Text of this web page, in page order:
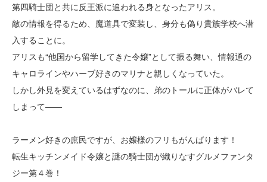
第四騎士団と共に反王派に追われる身となったアリス。
敵の情報を得るため、魔道具で変装し、身分も偽り貴族学校へ潜
入することに。
アリスも“他国から留学してきた令嬢”として振る舞い、情報通の
キャロラインやハーブ好きのマリナと親しくなっていた。
しかし外見を変えているはずなのに、弟のトールに正体がバレて
しまって――
ラーメン好きの庶民ですが、お嬢様のフリもがんばります！
転生キッチンメイド令嬢と謎の騎士団が織りなすグルメファンタ
ジー第４巻！